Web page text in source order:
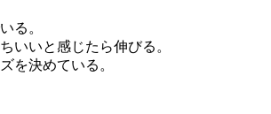
る。
いいと感じたら伸びる。
を決めている。